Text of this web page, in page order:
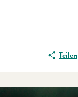
Teilen